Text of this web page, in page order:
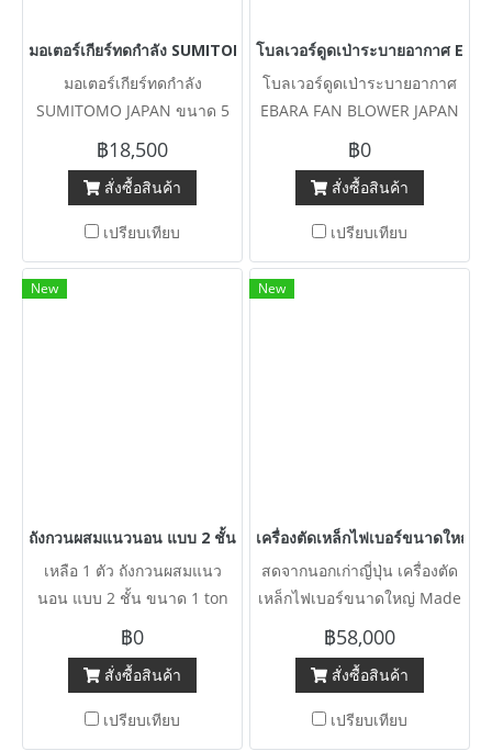
มอเตอร์เกียร์ทดกำลัง SUMITOMO JAPAN ขนาด 5 HP 380V สภาพ
มอเตอร์เกียร์ทดกำลัง
SUMITOMO JAPAN ขนาด 5
HP 380V สภาพสวยพร้อมใช้
เข้ามา 7 ตัว
฿18,500
สั่งซื้อสินค้า
เปรียบเทียบ
โบลเวอร์ดูดเป่าระบายอากาศ
โบลเวอร์ดูดเป่าระบายอากาศ
EBARA FAN BLOWER JAPAN
ขนาด 40 HP 380V เข้ามา 4
ตัว
฿0
สั่งซื้อสินค้า
เปรียบเทียบ
New
ถังกวนผสมแนวนอน แบบ 2 ชั้น ขนาด 1 ton (1000 kg) มีระบบสตีม
เหลือ 1 ตัว ถังกวนผสมแนว
นอน แบบ 2 ชั้น ขนาด 1 ton
(1000 kg) มีระบบสตีมให้ความ
ร้อน / ใบกวนแบบริบบอน /
เกียร์ต้นกำลัง 7.5 HP 380V เข้า
มา 2 ตัว
฿0
สั่งซื้อสินค้า
เปรียบเทียบ
New
เครื่องตัดเหล็กไฟเบอร์ขนาดใหญ่
สดจากนอกเก่าญี่ปุ่น เครื่องตัด
เหล็กไฟเบอร์ขนาดใหญ่ Made
in JAPAN รุ่นใหญ่พิเศษ ใบตัด
20” ชุดตัดเลื่อนสไลด์เข้า/ออก
ได้ / ระยะจับชิ้นงาน 24” ( 60
cm ) ฐานปรับองศาได้ 360
฿58,000
สั่งซื้อสินค้า
เปรียบเทียบ